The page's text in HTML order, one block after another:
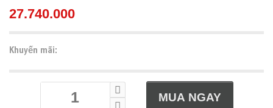
27.740.000
Khuyến mãi: